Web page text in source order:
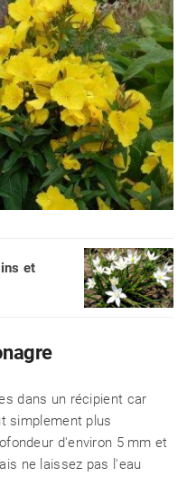
et
dans un récipient car
simplement plus
d'environ 5 mm et
ne laissez pas l'eau